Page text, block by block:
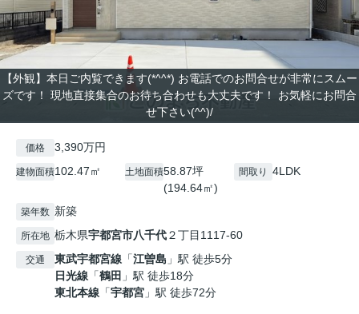
【外観】本日ご内覧できます(*^^*) お電話でのお問合せが非常にスムー
ズです！ 現地直接集合のお待ち合わせも大丈夫です！ お気軽にお問合
せ下さい(^^)/
価格 3,390万円
建物面積102.47㎡ 土地面積58.87坪
(194.64㎡)
間取り 4LDK
築年数 新築
所在地 栃木県宇都宮市八千代２丁目1117-60
交通 東武宇都宮線 「江曽島 」駅 徒歩5分
日光線 「鶴田 」駅 徒歩18分
東北本線 「宇都宮 」駅 徒歩72分